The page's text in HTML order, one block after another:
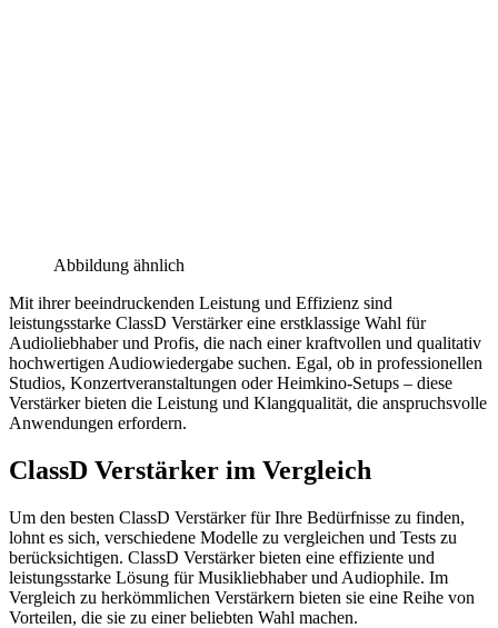
Abbildung ähnlich
Mit ihrer beeindruckenden Leistung und Effizienz sind
leistungsstarke ClassD Verstärker eine erstklassige Wahl für
Audioliebhaber und Profis, die nach einer kraftvollen und qualitativ
hochwertigen Audiowiedergabe suchen. Egal, ob in professionellen
Studios, Konzertveranstaltungen oder Heimkino-Setups – diese
Verstärker bieten die Leistung und Klangqualität, die anspruchsvolle
Anwendungen erfordern.
ClassD Verstärker im Vergleich
Um den besten ClassD Verstärker für Ihre Bedürfnisse zu finden,
lohnt es sich, verschiedene Modelle zu vergleichen und Tests zu
berücksichtigen. ClassD Verstärker bieten eine effiziente und
leistungsstarke Lösung für Musikliebhaber und Audiophile. Im
Vergleich zu herkömmlichen Verstärkern bieten sie eine Reihe von
Vorteilen, die sie zu einer beliebten Wahl machen.